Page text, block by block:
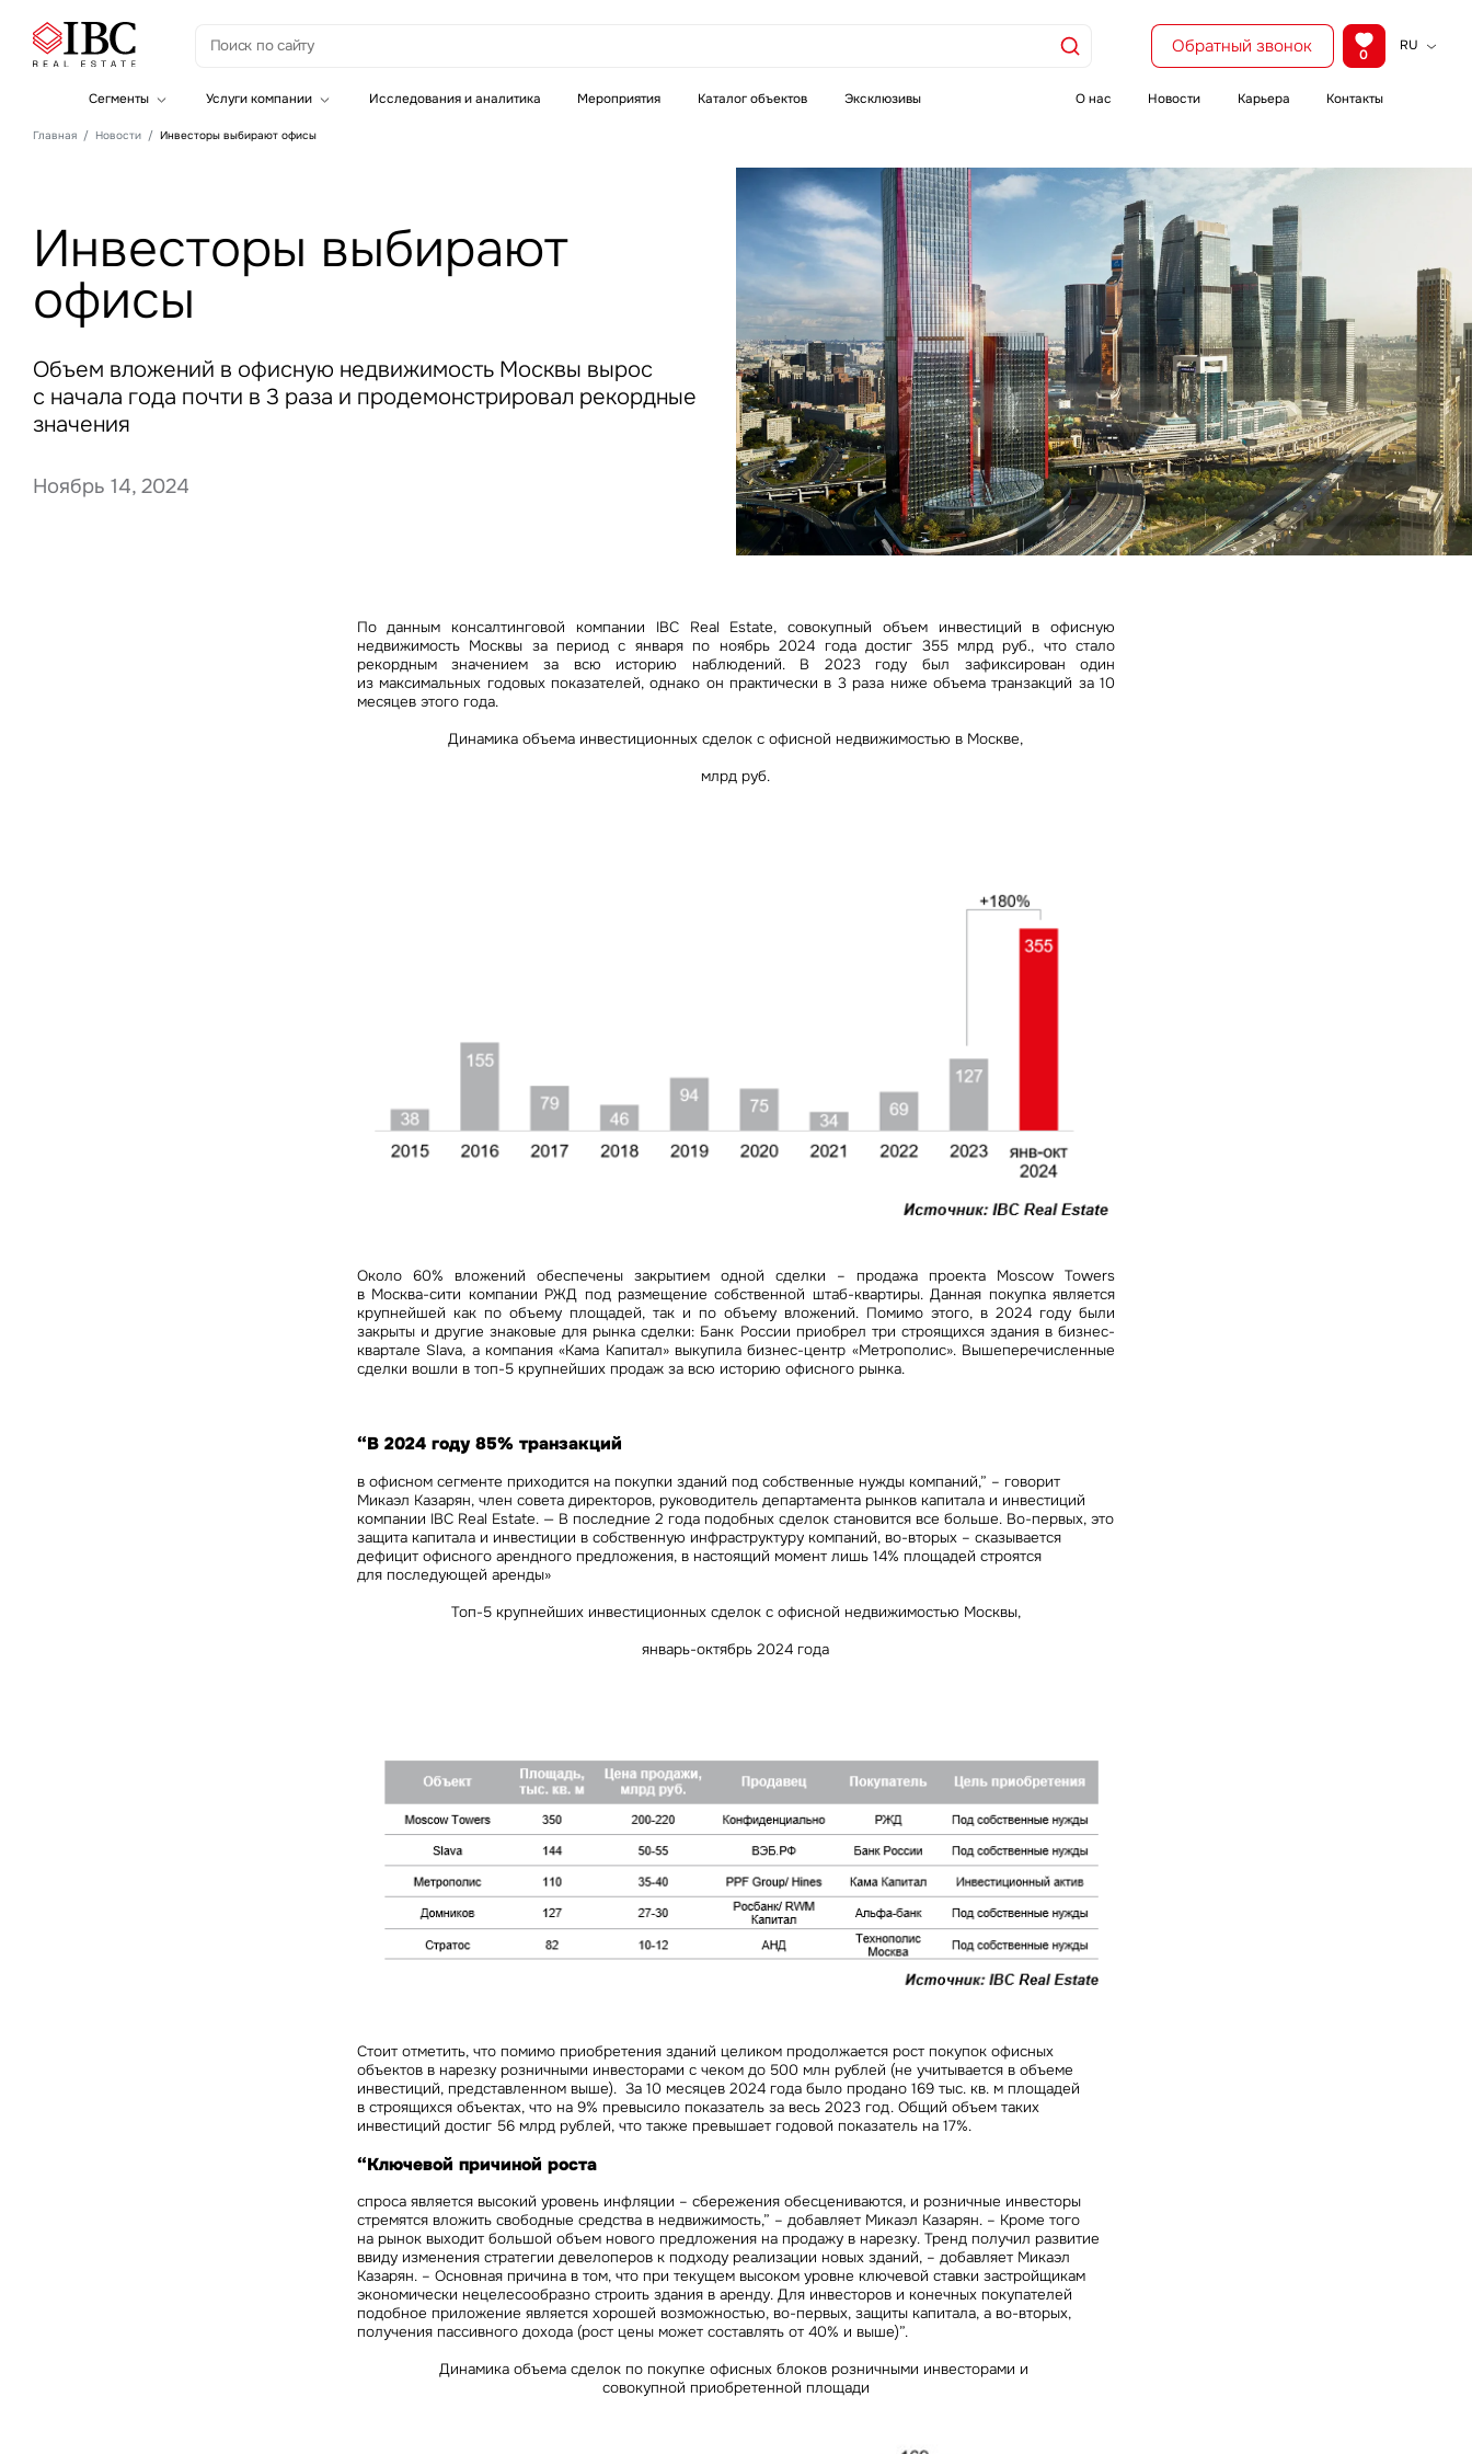
Обратный звонок 0
RU
Сегменты
Складская недвижимость
Услуги компании
Земельные активы и девелопмент
Стратегический консалтинг
Исследования и аналитика
Исследования и аналитика Мероприятия Каталог объектов Эксклюзивы О нас Новости Карьера Контакты
Главная Новости Инвесторы выбирают офисы
Инвесторы выбирают
офисы
Объем вложений в офисную недвижимость Москвы вырос
с начала года почти в 3 раза и продемонстрировал рекордные
значения
Ноябрь 14, 2024
По данным консалтинговой компании IBC Real Estate, совокупный объем инвестиций в офисную
недвижимость Москвы за период с января по ноябрь 2024 года достиг 355 млрд руб., что стало
рекордным значением за всю историю наблюдений. В 2023 году был зафиксирован один
из максимальных годовых показателей, однако он практически в 3 раза ниже объема транзакций за 10
месяцев этого года.
Динамика объема инвестиционных сделок с офисной недвижимостью в Москве,
млрд руб.
Около 60% вложений обеспечены закрытием одной сделки – продажа проекта Moscow Towers
в Москва-сити компании РЖД под размещение собственной штаб-квартиры. Данная покупка является
крупнейшей как по объему площадей, так и по объему вложений. Помимо этого, в 2024 году были
закрыты и другие знаковые для рынка сделки: Банк России приобрел три строящихся здания в бизнес-
квартале Slava, а компания «Кама Капитал» выкупила бизнес-центр «Метрополис». Вышеперечисленные
сделки вошли в топ-5 крупнейших продаж за всю историю офисного рынка.
“В 2024 году 85% транзакций
в офисном сегменте приходится на покупки зданий под собственные нужды компаний,” – говорит
Микаэл Казарян, член совета директоров, руководитель департамента рынков капитала и инвестиций
компании IBC Real Estate. — В последние 2 года подобных сделок становится все больше. Во-первых, это
защита капитала и инвестиции в собственную инфраструктуру компаний, во-вторых – сказывается
дефицит офисного арендного предложения, в настоящий момент лишь 14% площадей строятся
для последующей аренды»
Топ-5 крупнейших инвестиционных сделок с офисной недвижимостью Москвы,
январь-октябрь 2024 года
Стоит отметить, что помимо приобретения зданий целиком продолжается рост покупок офисных
объектов в нарезку розничными инвесторами с чеком до 500 млн рублей (не учитывается в объеме
инвестиций, представленном выше). За 10 месяцев 2024 года было продано 169 тыс. кв. м площадей
в строящихся объектах, что на 9% превысило показатель за весь 2023 год. Общий объем таких
инвестиций достиг 56 млрд рублей, что также превышает годовой показатель на 17%.
“Ключевой причиной роста
спроса является высокий уровень инфляции – сбережения обесцениваются, и розничные инвесторы
стремятся вложить свободные средства в недвижимость,” – добавляет Микаэл Казарян.– Кроме того
на рынок выходит большой объем нового предложения на продажу в нарезку. Тренд получил развитие
ввиду изменения стратегии девелоперов к подходу реализации новых зданий, – добавляет Микаэл
Казарян.– Основная причина в том, что при текущем высоком уровне ключевой ставки застройщикам
экономически нецелесообразно строить здания в аренду. Для инвесторов и конечных покупателей
подобное приложение является хорошей возможностью, во-первых, защиты капитала, а во-вторых,
получения пассивного дохода (рост цены может составлять от 40% и выше)”.
Динамика объема сделок по покупке офисных блоков розничными инвесторами и
совокупной приобретенной площади
Подписаться на рассылку
Задайте свой вопрос
Это обязательное поле
Заказать звонок
WhatsApp Telegram
Это обязательное поле
Это обязательное поле
Введен неверный формат
По времени
Получить подборку
Оставьте ваш телефон, мы пришлем актуальную подборку подходящих
объектов с ценами и условиями
Заполните заявку